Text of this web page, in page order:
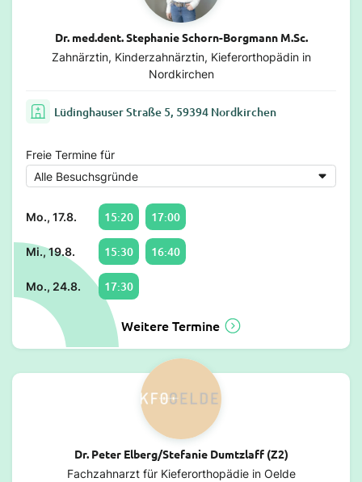
Dr. med.dent. Stephanie Schorn-Borgmann M.Sc.
Zahnärztin, Kinderzahnärztin, Kieferorthopädin in
Nordkirchen
Lüdinghauser Straße 5, 59394 Nordkirchen
Freie Termine für
Mo., 17.8. 15:20 17:00
Mi., 19.8. 15:30 16:40
Mo., 24.8. 17:30
Weitere Termine
Dr. Peter Elberg/Stefanie Dumtzlaff (Z2)
Fachzahnarzt für Kieferorthopädie in Oelde